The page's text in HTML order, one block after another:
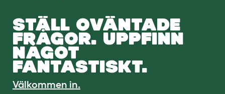
STÄLL OVÄNTADE
FRÅGOR. UPPFINN
NÅGOT
FANTASTISKT.
Välkommen in.